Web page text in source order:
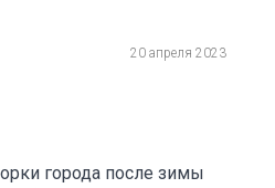
20 апреля 2023
города после зимы